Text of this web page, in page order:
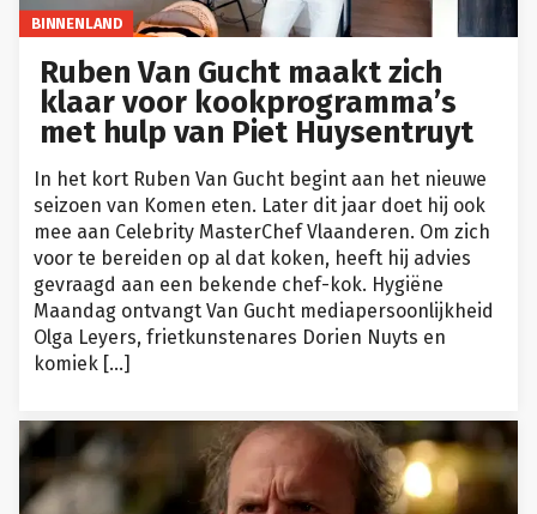
BINNENLAND
Ruben Van Gucht maakt zich
klaar voor kookprogramma’s
met hulp van Piet Huysentruyt
In het kort Ruben Van Gucht begint aan het nieuwe
seizoen van Komen eten. Later dit jaar doet hij ook
mee aan Celebrity MasterChef Vlaanderen. Om zich
voor te bereiden op al dat koken, heeft hij advies
gevraagd aan een bekende chef-kok. Hygiëne
Maandag ontvangt Van Gucht mediapersoonlijkheid
Olga Leyers, frietkunstenares Dorien Nuyts en
komiek […]